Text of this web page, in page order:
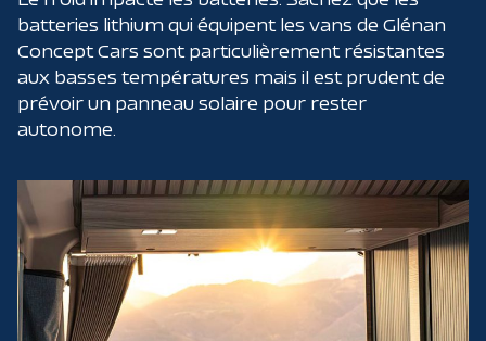
batteries lithium qui équipent les vans de Glénan
Concept Cars sont particulièrement résistantes
aux basses températures mais il est prudent de
prévoir un panneau solaire pour rester
autonome.